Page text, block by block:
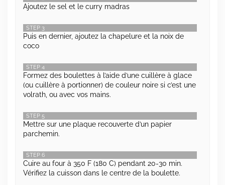
Ajoutez le sel et le curry madras
STEP 3
Puis en dernier, ajoutez la chapelure et la noix de
coco
STEP 4
Formez des boulettes à l’aide d’une cuillère à glace
(ou cuillère à portionner) de couleur noire si c’est une
volrath, ou avec vos mains.
STEP 5
Mettre sur une plaque recouverte d’un papier
parchemin.
STEP 6
Cuire au four à 350 F (180 C) pendant 20-30 min.
Vérifiez la cuisson dans le centre de la boulette.